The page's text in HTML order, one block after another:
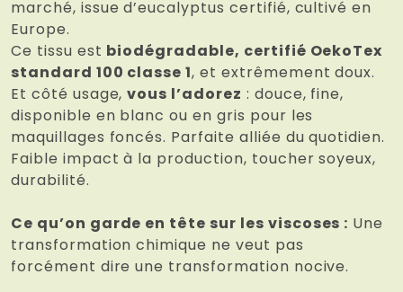
marché, issue d’eucalyptus certifié, cultivé en
Europe.
Ce tissu est biodégradable, certifié OekoTex
standard 100 classe 1, et extrêmement doux.
Et côté usage,vous l’adorez : douce, fine,
disponible en blanc ou en gris pour les
maquillages foncés. Parfaite alliée du quotidien.
Faible impact à la production, toucher soyeux,
durabilité.
Ce qu’on garde en tête sur les viscoses : Une
transformation chimique ne veut pas
forcément dire une transformation nocive.